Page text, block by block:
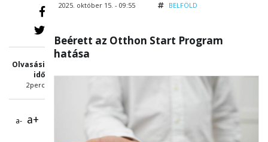
Olvasási
idő
2perc
a- a+
2025. október 15. - 09:55 BELFÖLD
Beérett az Otthon Start Program
hatása